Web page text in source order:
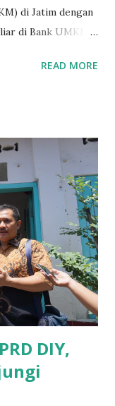
di Jatim dengan
di Bank UMKM
Anggota Komisi
untuk mereka. "
dan
mengetahui ada
para pelaku
serius
desa,maka saya
ucap pria yang
menyambut
kalau ada
READ MORE
DIY,